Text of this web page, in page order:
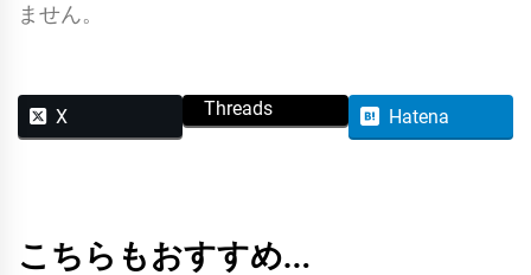
ません。
X Threads Hatena
こちらもおすすめ…